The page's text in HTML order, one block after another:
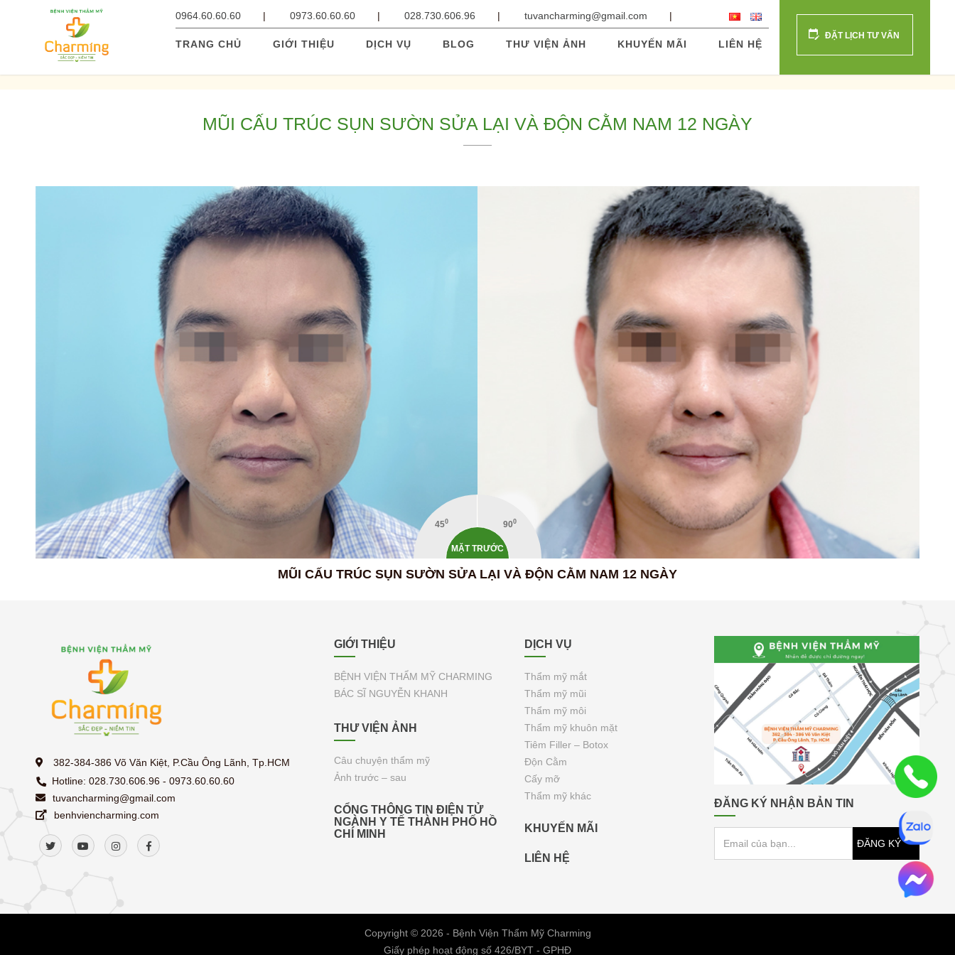
0964.60.60.60 0973.60.60.60 028.730.606.96 tuvancharming@gmail.com
TRANG CHỦ GIỚI THIỆU DỊCH VỤ BLOG THƯ VIỆN ẢNH KHUYẾN MÃI LIÊN HỆ
ĐẶT LỊCH TƯ VẤN
MŨI CẤU TRÚC SỤN SƯỜN SỬA LẠI VÀ ĐỘN CẰM NAM 12 NGÀY
MẶT TRƯỚC
450 900
MŨI CẤU TRÚC SỤN SƯỜN SỬA LẠI VÀ ĐỘN CẰM NAM 12 NGÀY
382-384-386 Võ Văn Kiệt, P.Cầu Ông Lãnh, Tp.HCM
Hotline: 028.730.606.96 - 0973.60.60.60
tuvancharming@gmail.com
benhviencharming.com
GIỚI THIỆU
BỆNH VIỆN THẨM MỸ CHARMING
BÁC SĨ NGUYỄN KHANH
THƯ VIỆN ẢNH
Câu chuyện thẩm mỹ
Ảnh trước – sau
CỔNG THÔNG TIN ĐIỆN TỬ
NGÀNH Y TẾ THÀNH PHỐ HỒ
CHÍ MINH
DỊCH VỤ
Thẩm mỹ mắt
Thẩm mỹ mũi
Thẩm mỹ môi
Thẩm mỹ khuôn mặt
Tiêm Filler – Botox
Độn Cằm
Cấy mỡ
Thẩm mỹ khác
KHUYẾN MÃI
LIÊN HỆ
ĐĂNG KÝ NHẬN BẢN TIN
ĐĂNG KÝ
Copyright © 2026 - Bệnh Viện Thẩm Mỹ Charming
Giấy phép hoạt động số 426/BYT - GPHĐ